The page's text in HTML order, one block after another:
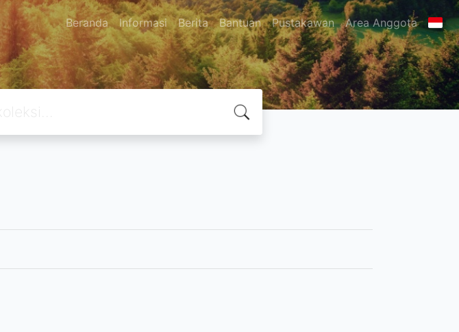
Beranda Informasi Berita Bantuan Pustakawan Area Anggota